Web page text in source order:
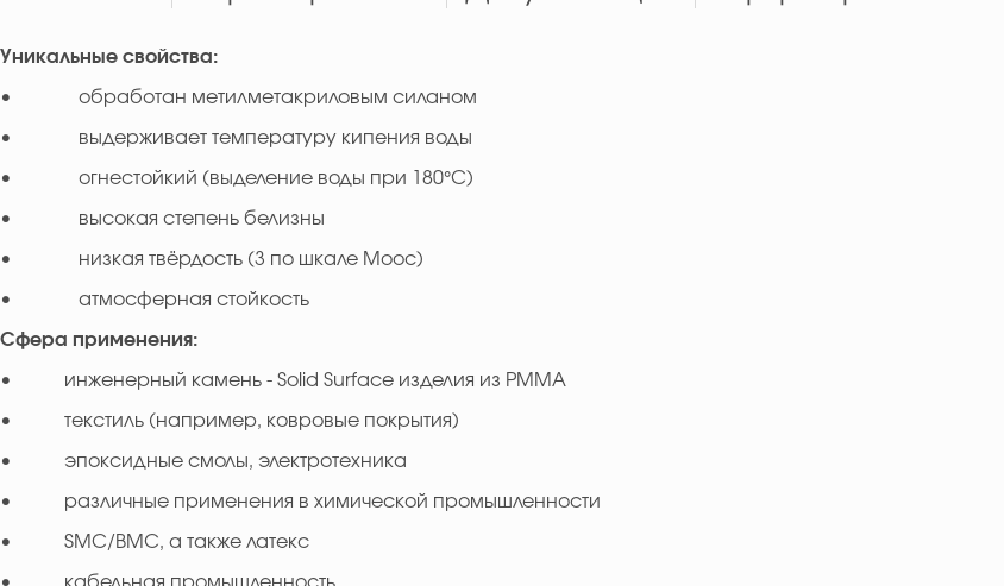
Уникальные свойства:
• обработан метилметакриловым силаном
• выдерживает температуру кипения воды
• огнестойкий (выделение воды при 180°C)
• высокая степень белизны
• низкая твёрдость (3 по шкале Моос)
• атмосферная стойкость
Сфера применения:
• инженерный камень - Solid Surface изделия из PMMA
• текстиль (например, ковровые покрытия)
• эпоксидные смолы, электротехника
• различные применения в химической промышленности
• SMC/BMC, а также латекс